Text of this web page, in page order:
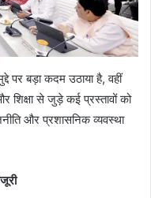
पर बड़ा कदम उठाया है, वहीं
से जुड़े कई प्रस्तावों को
और प्रशासनिक व्यवस्था